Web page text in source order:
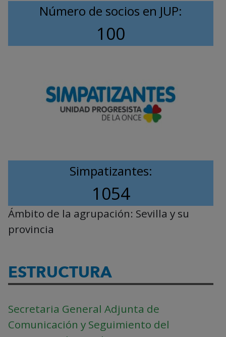
Número de socios en JUP:
100
Simpatizantes:
1054
Ámbito de la agrupación: Sevilla y su
provincia
ESTRUCTURA
Secretaria General Adjunta de
Comunicación y Seguimiento del